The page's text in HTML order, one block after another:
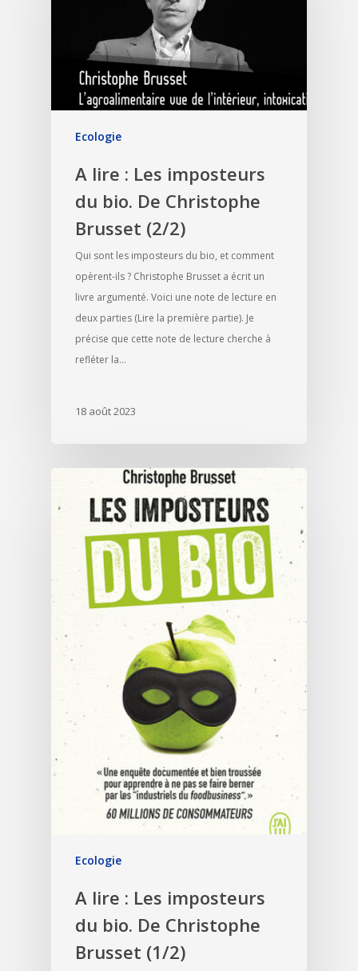
Ecologie
A lire : Les imposteurs
du bio. De Christophe
Brusset (2/2)
Qui sont les imposteurs du bio, et comment
opèrent-ils ? Christophe Brusset a écrit un
livre argumenté. Voici une note de lecture en
deux parties (Lire la première partie). Je
précise que cette note de lecture cherche à
refléter la…
18 août 2023
Ecologie
A lire : Les imposteurs
du bio. De Christophe
Brusset (1/2)